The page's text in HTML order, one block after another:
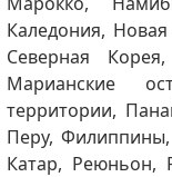
Каледония,
Северная
Марианские
территории,
Перу,
Катар, Реюньон,